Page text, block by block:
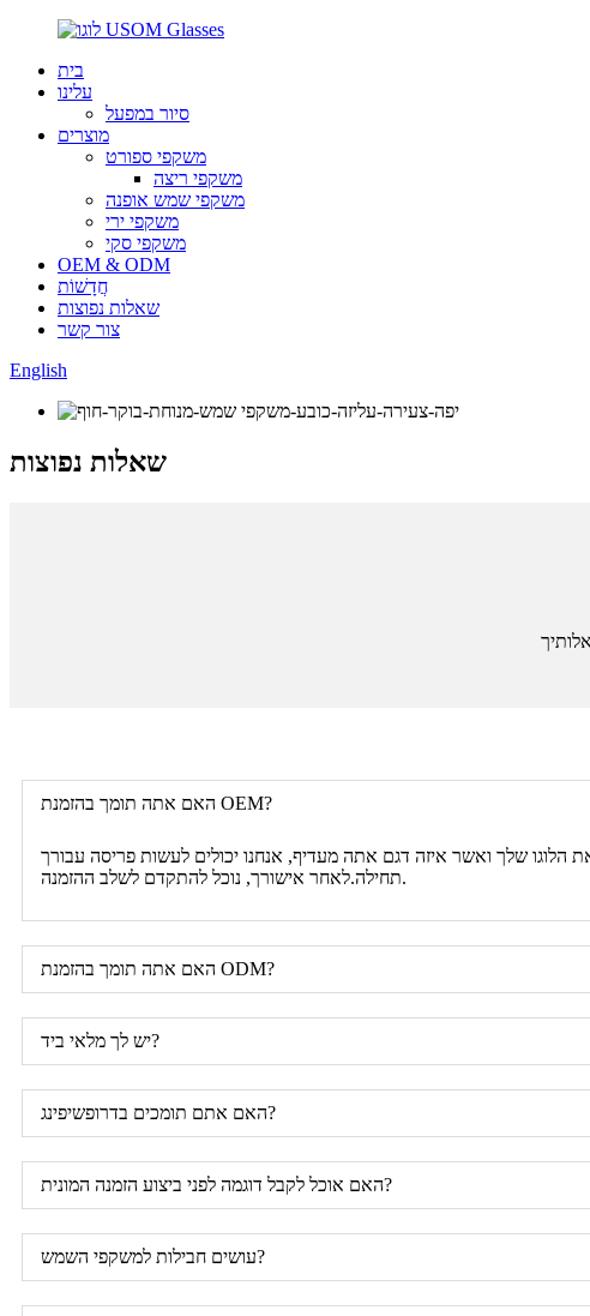
בית
עלינו
סיור במפעל
מוצרים
משקפי ספורט
משקפי ריצה
משקפי שמש אופנה
משקפי ירי
משקפי סקי
OEM & ODM
חֲדָשׁוֹת
שאלות נפוצות
צור קשר
English
שאלות נפוצות
האם אתה תומך בהזמנת OEM?
הלוגו שלך ואשר איזה דגם אתה מעדיף, אנחנו יכולים לעשות פריסה עבורך
תחילה.לאחר אישורך, נוכל להתקדם לשלב ההזמנה.
האם אתה תומך בהזמנת ODM?
יש לך מלאי ביד?
האם אתם תומכים בדרופשיפינג?
האם אוכל לקבל דוגמה לפני ביצוע הזמנה המונית?
עושים חבילות למשקפי השמש?